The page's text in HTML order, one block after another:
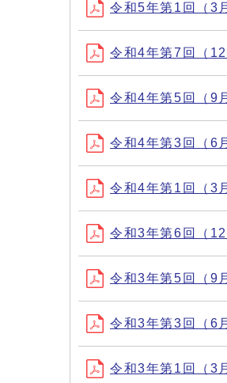
令和5年第1回（3
令和4年第7回（
令和4年第5回（9
令和4年第3回（6
令和4年第1回（3
令和3年第6回（
令和3年第5回（9
令和3年第3回（6
令和3年第1回（3